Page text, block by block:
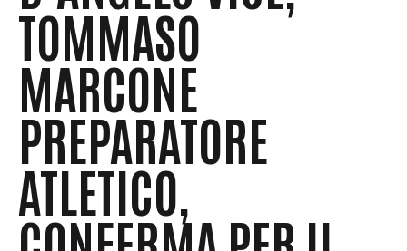
TOMMASO
MARCONE
PREPARATORE
ATLETICO,